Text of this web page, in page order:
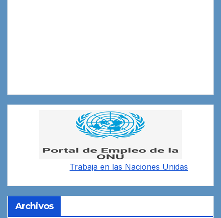
Trabaja en las Naciones Unidas
Archivos